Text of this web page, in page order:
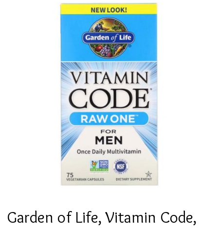
Garden of Life, Vitamin Code,